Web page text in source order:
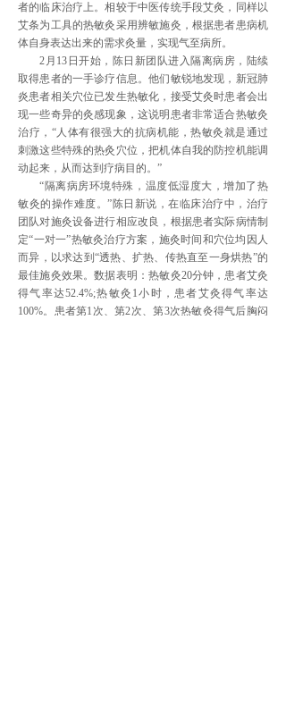
者的临床治疗上。相较于中医传统手段艾灸，同样以
艾条为工具的热敏灸采用辨敏施灸，根据患者患病机
体自身表达出来的需求灸量，实现气至病所。
2月13日开始，陈日新团队进入隔离病房，陆续
取得患者的一手诊疗信息。他们敏锐地发现，新冠肺
炎患者相关穴位已发生热敏化，接受艾灸时患者会出
现一些奇异的灸感现象，这说明患者非常适合热敏灸
治疗，“人体有很强大的抗病机能，热敏灸就是通过
刺激这些特殊的热灸穴位，把机体自我的防控机能调
动起来，从而达到疗病目的。”
“隔离病房环境特殊，温度低湿度大，增加了热
敏灸的操作难度。”陈日新说，在临床治疗中，治疗
团队对施灸设备进行相应改良，根据患者实际病情制
定“一对一”热敏灸治疗方案，施灸时间和穴位均因人
而异，以求达到“透热、扩热、传热直至一身烘热”的
最佳施灸效果。数据表明：热敏灸20分钟，患者艾灸
得气率达52.4%;热敏灸1小时，患者艾灸得气率达
100%。患者第1次、第2次、第3次热敏灸得气后胸闷